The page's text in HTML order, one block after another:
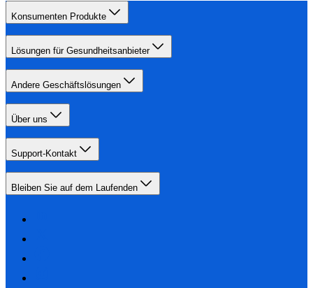
Konsumenten Produkte
Lösungen für Gesundheitsanbieter
Andere Geschäftslösungen
Über uns
Support-Kontakt
Bleiben Sie auf dem Laufenden